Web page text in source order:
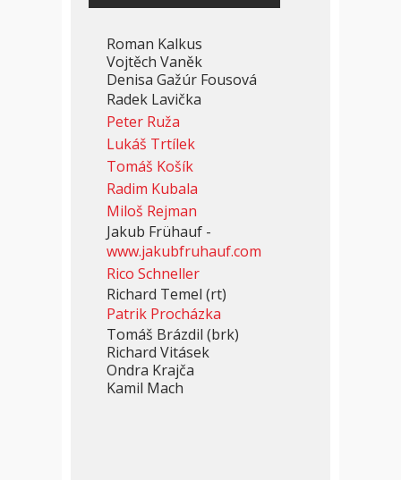
Roman Kalkus
Vojtěch Vaněk
Denisa Gažúr Fousová
Radek Lavička
Peter Ruža
Lukáš Trtílek
Tomáš Košík
Radim Kubala
Miloš Rejman
Jakub Frühauf -
www.jakubfruhauf.com
Rico Schneller
Richard Temel (rt)
Patrik Procházka
Tomáš Brázdil (brk)
Richard Vitásek
Ondra Krajča
Kamil Mach